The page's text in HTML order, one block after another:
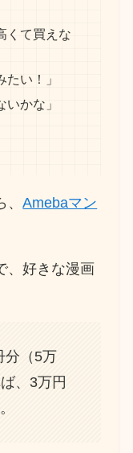
くて買えな
たい！」
いかな」
、Amebaマン
、好きな漫画
分（5万
、3万円